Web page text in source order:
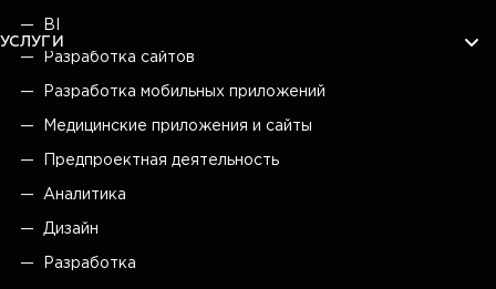
BI
УСЛУГИ
Разработка сайтов
Разработка мобильных приложений
Медицинские приложения и сайты
Предпроектная деятельность
Аналитика
Дизайн
Разработка